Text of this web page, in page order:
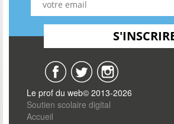
Le prof du web© 2013-2026
Soutien scolaire digital
Accueil